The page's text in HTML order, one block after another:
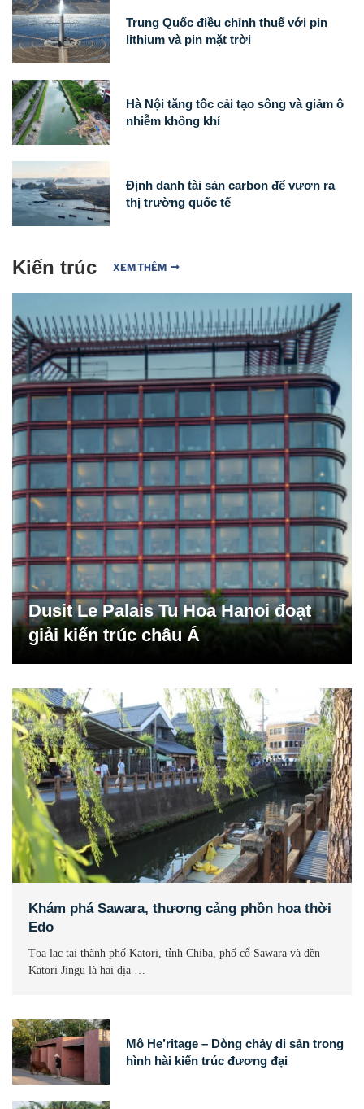
Trung Quốc điều chỉnh thuế với pin
lithium và pin mặt trời
Hà Nội tăng tốc cải tạo sông và giảm ô
nhiễm không khí
Định danh tài sản carbon để vươn ra
thị trường quốc tế
Kiến trúc XEM THÊM
Dusit Le Palais Tu Hoa Hanoi đoạt
giải kiến trúc châu Á
Khám phá Sawara, thương cảng phồn hoa thời
Edo
Tọa lạc tại thành phố Katori, tỉnh Chiba, phố cổ Sawara và đền
Katori Jingu là hai địa …
Mô He’ritage – Dòng chảy di sản trong
hình hài kiến trúc đương đại